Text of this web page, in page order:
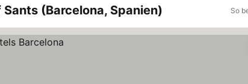
(Barcelona, Spanien) So